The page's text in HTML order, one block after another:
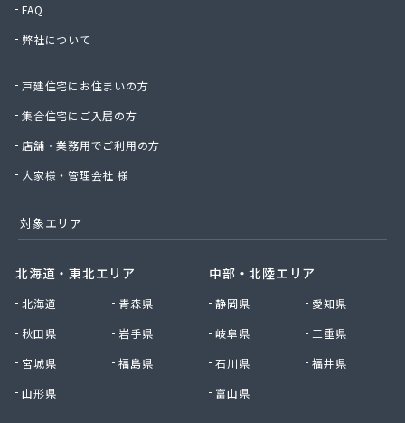
FAQ
弊社について
戸建住宅にお住まいの方
集合住宅にご入居の方
店舗・業務用でご利用の方
大家様・管理会社 様
対象エリア
北海道・東北エリア
北海道
青森県
秋田県
岩手県
宮城県
福島県
山形県
中部・北陸エリア
静岡県
愛知県
岐阜県
三重県
石川県
福井県
富山県